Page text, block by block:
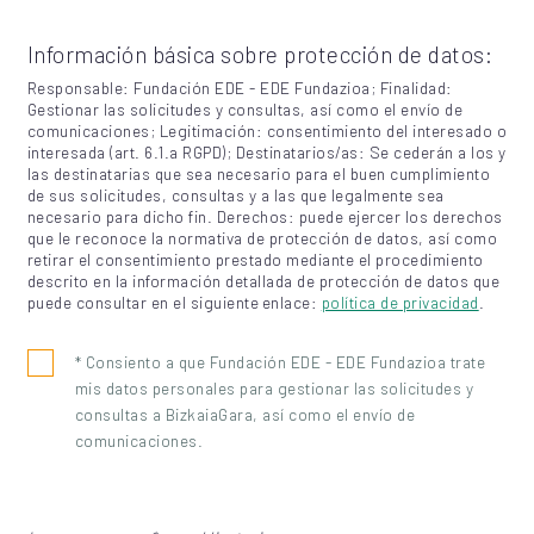
Información básica sobre protección de datos:
Responsable: Fundación EDE - EDE Fundazioa; Finalidad:
Gestionar las solicitudes y consultas, así como el envío de
comunicaciones; Legitimación: consentimiento del interesado o
interesada (art. 6.1.a RGPD); Destinatarios/as: Se cederán a los y
las destinatarias que sea necesario para el buen cumplimiento
de sus solicitudes, consultas y a las que legalmente sea
necesario para dicho fin. Derechos: puede ejercer los derechos
que le reconoce la normativa de protección de datos, así como
retirar el consentimiento prestado mediante el procedimiento
descrito en la información detallada de protección de datos que
puede consultar en el siguiente enlace: política de privacidad
* Consiento a que Fundación EDE - EDE Fundazioa trate
mis datos personales para gestionar las solicitudes y
consultas a BizkaiaGara, así como el envío de
comunicaciones.